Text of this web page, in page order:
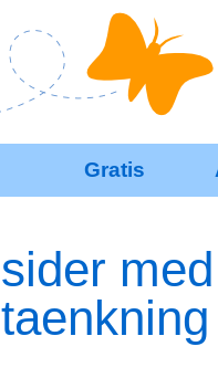
Gratis
sider
taenkning